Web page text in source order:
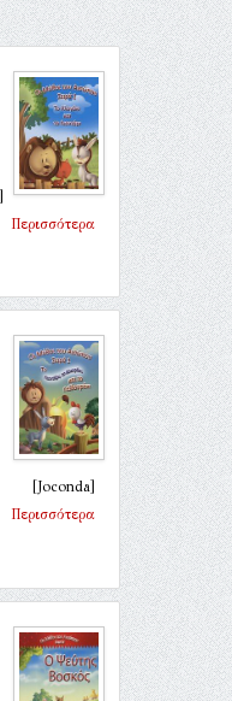
Περισσότερα
[Joconda]
Περισσότερα